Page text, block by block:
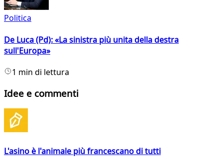
Politica
De Luca (Pd): «La sinistra più unita della destra
sull'Europa»
1 min di lettura
Idee e commenti
L'asino è l'animale più francescano di tutti